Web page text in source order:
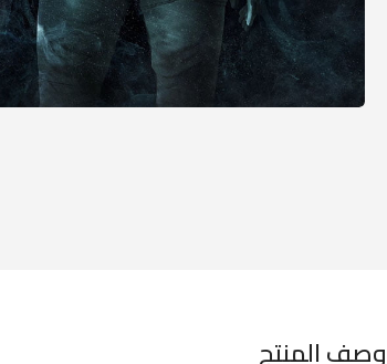
وصف المنتج